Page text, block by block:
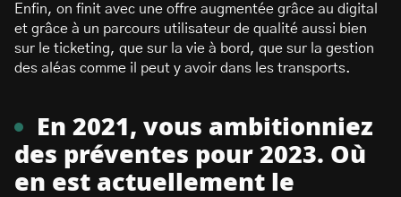
Enfin, on finit avec une offre augmentée grâce au digital
et grâce à un parcours utilisateur de qualité aussi bien
sur le ticketing, que sur la vie à bord, que sur la gestion
des aléas comme il peut y avoir dans les transports.
En 2021, vous ambitionniez
des préventes pour 2023. Où
en est actuellement le